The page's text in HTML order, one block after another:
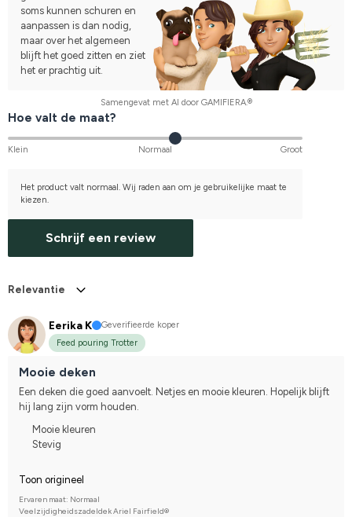
soms kunnen schuren en
aanpassen is dan nodig,
maar over het algemeen
blijft het goed zitten en ziet
het er prachtig uit.
Samengevat met AI door GAMIFIERA.®
Hoe valt de maat?
Klein Normaal Groot
Het product valt normaal. Wij raden aan om je gebruikelijke maat te
kiezen.
Schrijf een review
Relevantie
Eerika K
Geverifieerde koper
Feed pouring Trotter
Mooie deken
Een deken die goed aanvoelt. Netjes en mooie kleuren. Hopelijk blijft
hij lang zijn vorm houden.
Mooie kleuren
Stevig
Toon origineel
Ervaren maat: Normaal
Veelzijdigheidszadeldek Ariel Fairfield®